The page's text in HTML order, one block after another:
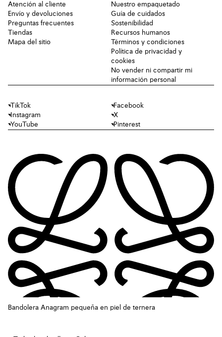
Bandolera Anagram pequeña en piel de ternera
Atención al cliente
Envío y devoluciones
Preguntas frecuentes
Tiendas
Mapa del sitio
Nuestro empaquetado
Guía de cuidados
Sostenibilidad
Recursos humanos
Términos y condiciones
Política de privacidad y
cookies
No vender ni compartir mi
información personal
TikTok
Facebook
Instagram
X
YouTube
Pinterest